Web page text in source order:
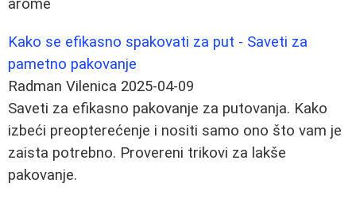
arome
Kako se efikasno spakovati za put - Saveti za
pametno pakovanje
Radman Vilenica 2025-04-09
Saveti za efikasno pakovanje za putovanja. Kako
izbeći preopterećenje i nositi samo ono što vam je
zaista potrebno. Provereni trikovi za lakše
pakovanje.